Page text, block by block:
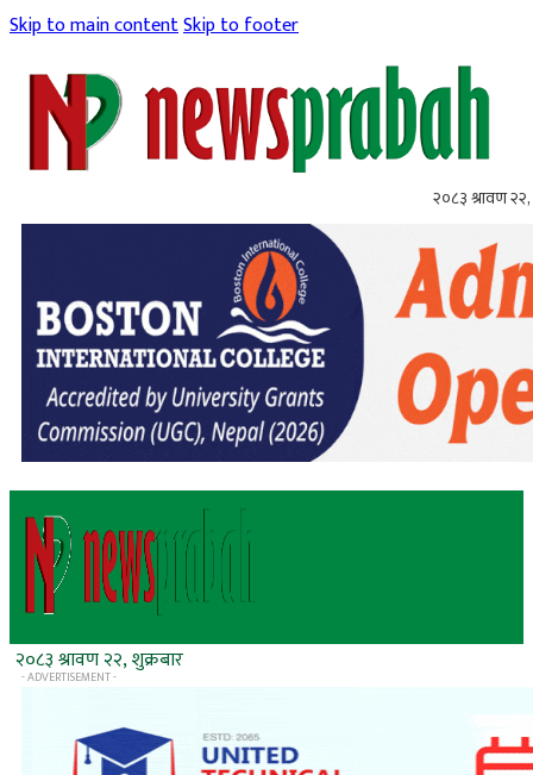
Skip to main contentSkip to footer
२०८३ श्रावण २२,
२०८३ श्रावण २२, शुक्रबार
- ADVERTISEMENT -